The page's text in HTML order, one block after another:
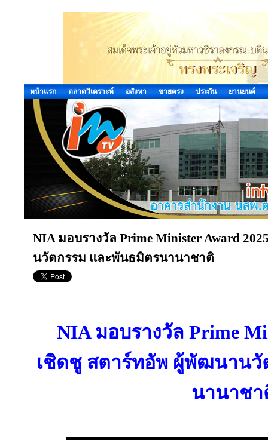
หน้าแรก ตลาดวิเคราะห์ อสังหา ขายตรง ประกัน ยานยนต์
NIA มอบรางวัล Prime Minister Award
นวัตกรรม และพันธมิตรนานาชาติ
NIA มอบรางวัล Prime
เชิดชู สตาร์ทอัพ ผู้พัฒนาน
นานาชา